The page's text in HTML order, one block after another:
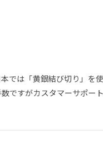
は「黄銀結び切り」を
すがカスタマーサポー